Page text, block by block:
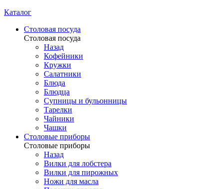
Каталог
Столовая посуда
Столовая посуда
Назад
Кофейники
Кружки
Салатники
Блюда
Блюдца
Супницы и бульонницы
Тарелки
Чайники
Чашки
Cтоловые приборы
Cтоловые приборы
Назад
Вилки для лобстера
Вилки для пирожных
Ножи для масла